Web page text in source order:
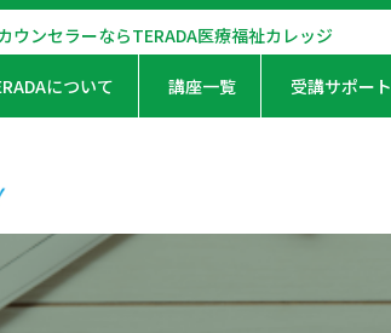
ウンセラーならTERADA医療福祉カレッジ
について 講座一覧 受講サポート